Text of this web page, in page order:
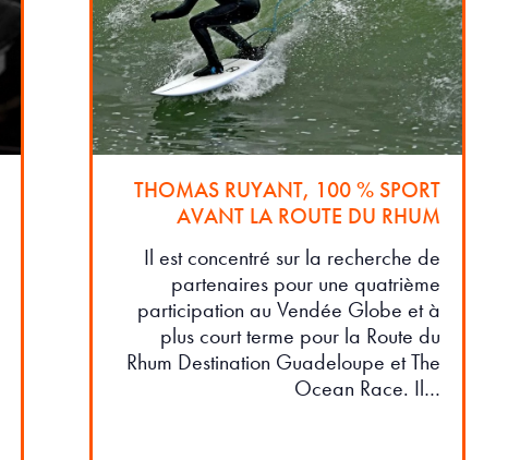
THOMAS RUYANT, 100 % SPORT
AVANT LA ROUTE DU RHUM
Il est concentré sur la recherche de
partenaires pour une quatrième
participation au Vendée Globe et à
plus court terme pour la Route du
Rhum Destination Guadeloupe et The
Ocean Race. Il…